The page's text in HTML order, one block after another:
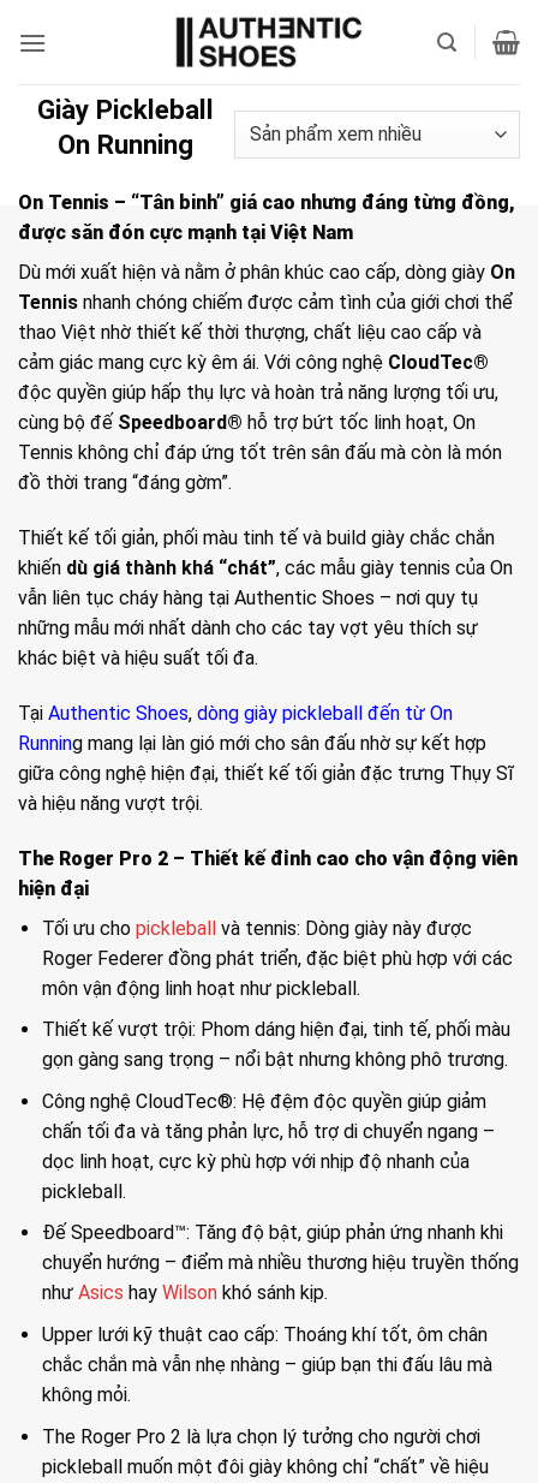
qua
dungGiày Pickleball
On Running
On Tennis – “Tân binh” giá cao nhưng đáng từng đồng,
được săn đón cực mạnh tại Việt Nam
Dù mới xuất hiện và nằm ở phân khúc cao cấp, dòng giày On
Tennis nhanh chóng chiếm được cảm tình của giới chơi thể
thao Việt nhờ thiết kế thời thượng, chất liệu cao cấp và
cảm giác mang cực kỳ êm ái. Với công nghệ CloudTec®
độc quyền giúp hấp thụ lực và hoàn trả năng lượng tối ưu,
cùng bộ đế Speedboard® hỗ trợ bứt tốc linh hoạt, On
Tennis không chỉ đáp ứng tốt trên sân đấu mà còn là món
đồ thời trang “đáng gờm”.
Thiết kế tối giản, phối màu tinh tế và build giày chắc chắn
khiến dù giá thành khá “chát”, các mẫu giày tennis của On
vẫn liên tục cháy hàng tại Authentic Shoes – nơi quy tụ
những mẫu mới nhất dành cho các tay vợt yêu thích sự
khác biệt và hiệu suất tối đa.
Tại Authentic Shoes, dòng giày pickleball đến từ On
Running mang lại làn gió mới cho sân đấu nhờ sự kết hợp
giữa công nghệ hiện đại, thiết kế tối giản đặc trưng Thụy Sĩ
và hiệu năng vượt trội.
The Roger Pro 2 – Thiết kế đỉnh cao cho vận động viên
hiện đại
Tối ưu cho pickleball và tennis: Dòng giày này được
Roger Federer đồng phát triển, đặc biệt phù hợp với các
môn vận động linh hoạt như pickleball.
Thiết kế vượt trội: Phom dáng hiện đại, tinh tế, phối màu
gọn gàng sang trọng – nổi bật nhưng không phô trương.
Công nghệ CloudTec®: Hệ đệm độc quyền giúp giảm
chấn tối đa và tăng phản lực, hỗ trợ di chuyển ngang –
dọc linh hoạt, cực kỳ phù hợp với nhịp độ nhanh của
pickleball.
Đế Speedboard™: Tăng độ bật, giúp phản ứng nhanh khi
chuyển hướng – điểm mà nhiều thương hiệu truyền thống
như Asics hay Wilson khó sánh kịp.
Upper lưới kỹ thuật cao cấp: Thoáng khí tốt, ôm chân
chắc chắn mà vẫn nhẹ nhàng – giúp bạn thi đấu lâu mà
không mỏi.
The Roger Pro 2 là lựa chọn lý tưởng cho người chơi
pickleball muốn một đôi giày không chỉ “chất” về hiệu